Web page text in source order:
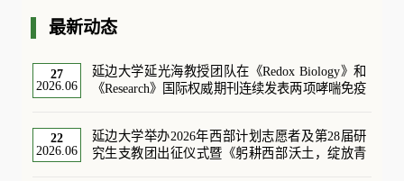
最新动态
27
2026.06
延边大学延光海教授团队在《Redox Biology》和
《Research》国际权威期刊连续发表两项哮喘免疫
22
2026.06
延边大学举办2026年西部计划志愿者及第28届研
究生支教团出征仪式暨《躬耕西部沃土，绽放青